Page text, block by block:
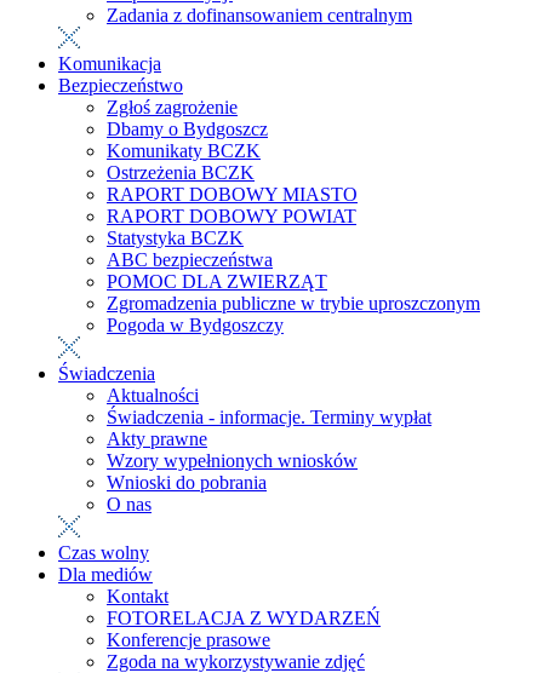
Zadania z dofinansowaniem centralnym
Komunikacja
Bezpieczeństwo
Zgłoś zagrożenie
Dbamy o Bydgoszcz
Komunikaty BCZK
Ostrzeżenia BCZK
RAPORT DOBOWY MIASTO
RAPORT DOBOWY POWIAT
Statystyka BCZK
ABC bezpieczeństwa
POMOC DLA ZWIERZĄT
Zgromadzenia publiczne w trybie uproszczonym
Pogoda w Bydgoszczy
Świadczenia
Aktualności
Świadczenia - informacje. Terminy wypłat
Akty prawne
Wzory wypełnionych wniosków
Wnioski do pobrania
O nas
Czas wolny
Dla mediów
Kontakt
FOTORELACJA Z WYDARZEŃ
Konferencje prasowe
Zgoda na wykorzystywanie zdjęć